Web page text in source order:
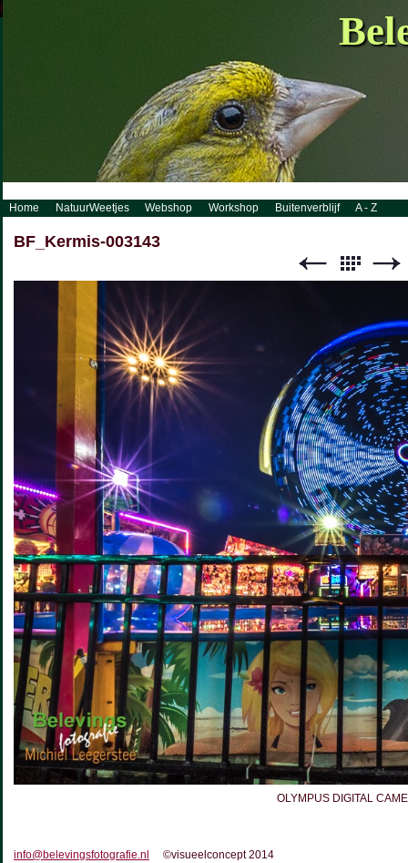
http://www.visueelconcept.nl/sitemap.xml.gz
Home NatuurWeetjes Webshop Workshop Buitenverblijf A - Z
BF_Kermis-003143
OLYMPUS DIGITAL
info@belevingsfotografie.nl ©visueelconcept 2014